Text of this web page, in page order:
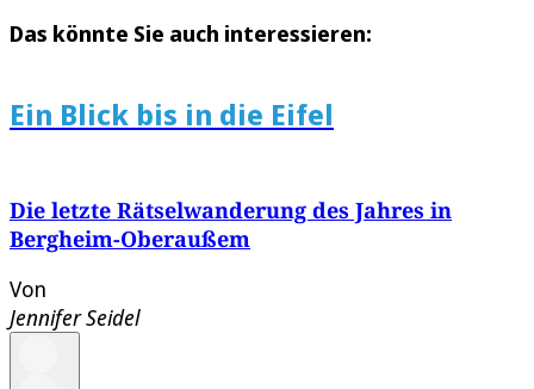
Das könnte Sie auch interessieren:
Ein Blick bis in die Eifel
Die letzte Rätselwanderung des Jahres in
Bergheim-Oberaußem
Von
Jennifer Seidel